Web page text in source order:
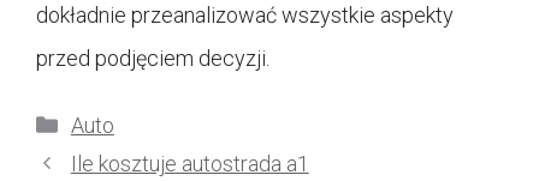
dokładnie przeanalizować wszystkie aspekty
przed podjęciem decyzji.
Kategorie
Auto
Ile kosztuje autostrada a1